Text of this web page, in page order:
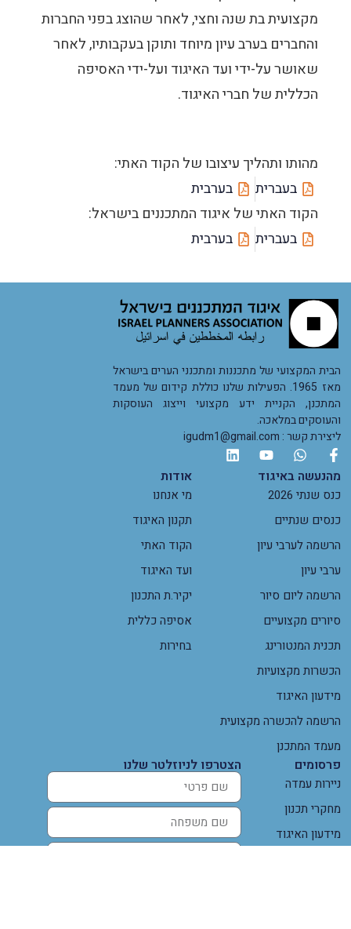
מקצועית בת שנה וחצי, לאחר שהוצג בפני החברות
והחברים בערב עיון מיוחד ותוקן בעקבותיו, לאחר
שאושר על-ידי ועד האיגוד ועל-ידי האסיפה
הכללית של חברי האיגוד.
מהותו ותהליך עיצובו של הקוד האתי:
בעברית
בערבית
הקוד האתי של איגוד המתכננים בישראל:
בעברית
בערבית
הבית המקצועי של מתכננות ומתכנני הערים בישראל
מאז 1965. הפעילות שלנו כוללת קידום של מעמד
המתכנן, הקניית ידע מקצועי וייצוג העוסקות
והעוסקים במלאכה.
ליצירת קשר : igudm1@gmail.com
מהנעשה באיגוד
כנס שנתי 2026
כנסים שנתיים
הרשמה לערבי עיון
ערבי עיון
הרשמה ליום סיור
סיורים מקצועיים
תכנית המנטורינג
הכשרות מקצועיות
מידעון האיגוד
הרשמה להכשרה מקצועית
מעמד המתכנן
אודות
מי אנחנו
תקנון האיגוד
הקוד האתי
ועד האיגוד
יקיר.ת התכנון
אסיפה כללית
בחירות
פרסומים
ניירות עמדה
מחקרי תכנון
מידעון האיגוד
הצטרפו לניוזלטר שלנו